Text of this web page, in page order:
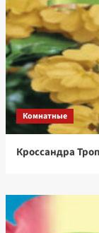
Комнатные
Кроссандра